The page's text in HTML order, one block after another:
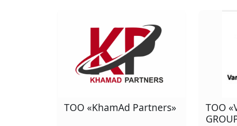
ТОО «KhamАd Partners»
ТОО